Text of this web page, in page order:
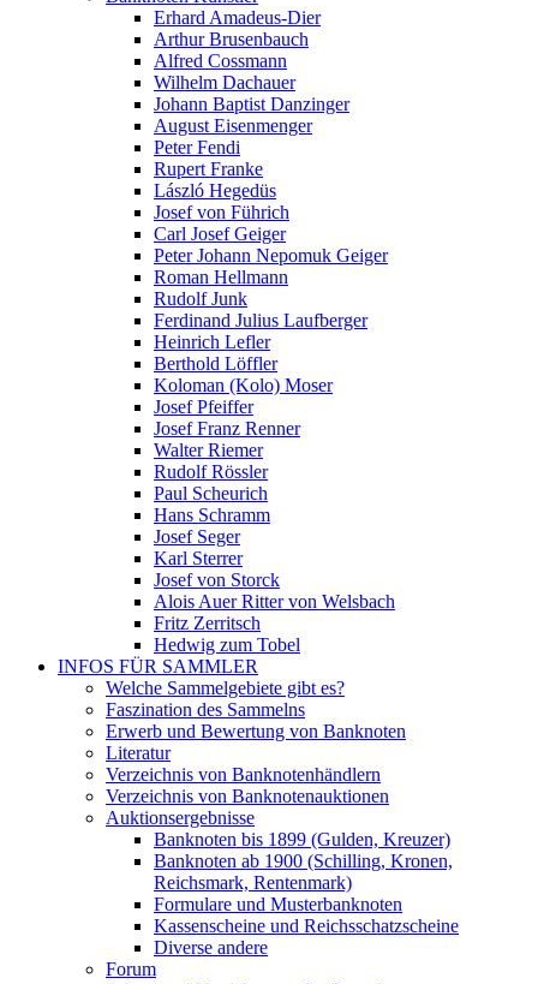
Erhard Amadeus-Dier
Arthur Brusenbauch
Alfred Cossmann
Wilhelm Dachauer
Johann Baptist Danzinger
August Eisenmenger
Peter Fendi
Rupert Franke
László Hegedüs
Josef von Führich
Carl Josef Geiger
Peter Johann Nepomuk Geiger
Roman Hellmann
Rudolf Junk
Ferdinand Julius Laufberger
Heinrich Lefler
Berthold Löffler
Koloman (Kolo) Moser
Josef Pfeiffer
Josef Franz Renner
Walter Riemer
Rudolf Rössler
Paul Scheurich
Hans Schramm
Josef Seger
Karl Sterrer
Josef von Storck
Alois Auer Ritter von Welsbach
Fritz Zerritsch
Hedwig zum Tobel
INFOS FÜR SAMMLER
Welche Sammelgebiete gibt es?
Faszination des Sammelns
Erwerb und Bewertung von Banknoten
Literatur
Verzeichnis von Banknotenhändlern
Verzeichnis von Banknotenauktionen
Auktionsergebnisse
Banknoten bis 1899 (Gulden, Kreuzer)
Banknoten ab 1900 (Schilling, Kronen,
Reichsmark, Rentenmark)
Formulare und Musterbanknoten
Kassenscheine und Reichsschatzscheine
Diverse andere
Forum